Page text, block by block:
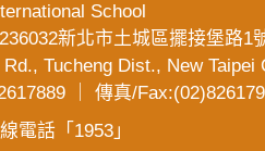
School
新北市土城區擺接堡路1
Tucheng Dist., New Taipei
｜ 傳真/
電話「1953」